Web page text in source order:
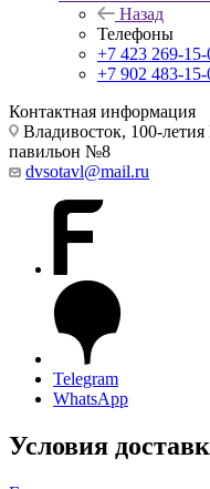
Назад
Телефоны
+7 423 269-15-
+7 902 483-15-
Контактная информация
Владивосток, 100-
павильон №8
dvsotavl@mail.ru
Telegram
WhatsApp
Условия